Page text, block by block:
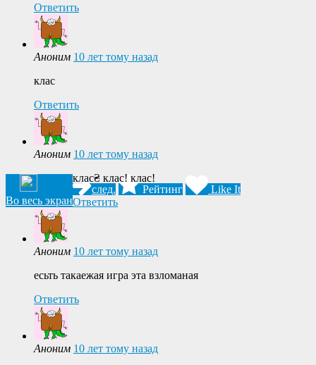
след. Рейтинг
Like It
Во весь экран
Ответить
Аноним 10 лет тому назад
клас
Ответить
Аноним 10 лет тому назад
клас₴ клас! клас!
Ответить
Аноним 10 лет тому назад
есьть такаежая игра эта взломаная
Ответить
Аноним 10 лет тому назад